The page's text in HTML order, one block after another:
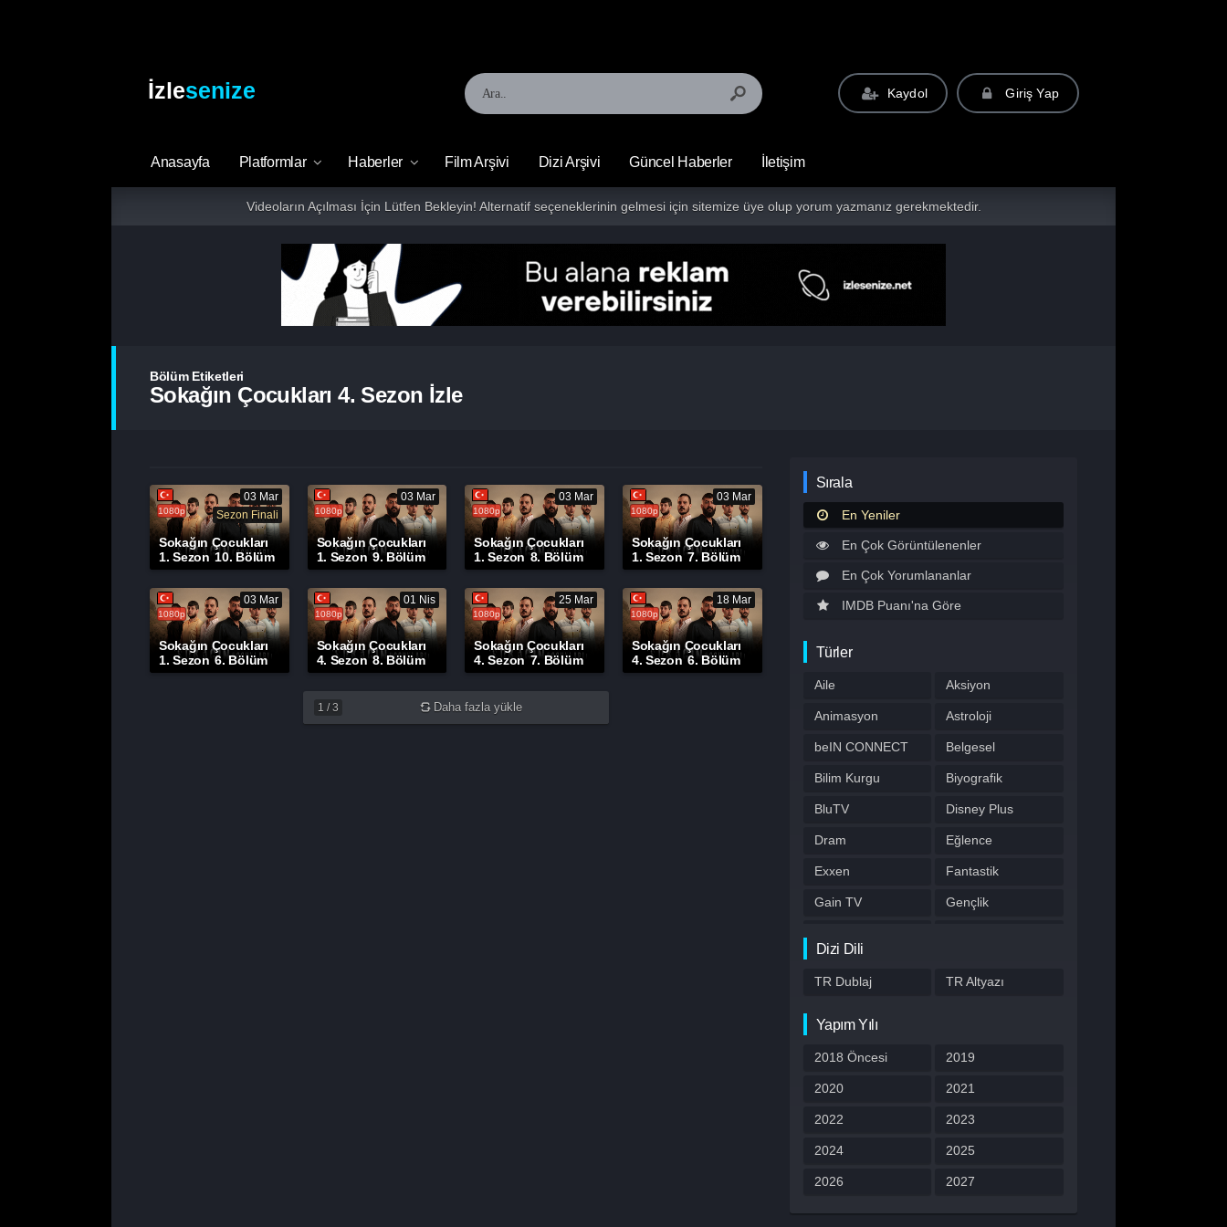
İzlesenize Kaydol Giriş Yap
Anasayfa Platformlar Haberler Film Arşivi Dizi Arşivi Güncel Haberler İletişim
Videoların Açılması İçin Lütfen Bekleyin! Alternatif seçeneklerinin gelmesi için sitemize üye olup yorum yazmanız gerekmektedir.
Bölüm Etiketleri
Sokağın Çocukları 4. Sezon İzle
1080p Sezon Finali
03 Mar
Sokağın Çocukları
1. Sezon 10. Bölüm
1080p
03 Mar
Sokağın Çocukları
1. Sezon 9. Bölüm
1080p
03 Mar
Sokağın Çocukları
1. Sezon 8. Bölüm
1080p
03 Mar
Sokağın Çocukları
1. Sezon 7. Bölüm
1080p
03 Mar
Sokağın Çocukları
1. Sezon 6. Bölüm
1080p
01 Nis
Sokağın Çocukları
4. Sezon 8. Bölüm
1080p
25 Mar
Sokağın Çocukları
4. Sezon 7. Bölüm
1080p
18 Mar
Sokağın Çocukları
4. Sezon 6. Bölüm
1 / 3 Daha fazla yükle
Sırala
En Yeniler
En Çok Görüntülenenler
En Çok Yorumlananlar
IMDB Puanı'na Göre
Türler
Aile Aksiyon
Animasyon Astroloji
beIN CONNECT Belgesel
Bilim Kurgu Biyografik
BluTV Disney Plus
Dram Eğlence
Exxen Fantastik
Gain TV Gençlik
Kore Dizileri
Korku Macera
Müzik Müzikal
Netflix Otomobil
Polisiye Prime Video
Program Reality
Romantik Savaş
Dizi Dili
TR Dublaj TR Altyazı
Yapım Yılı
2018 Öncesi 2019
2020 2021
2022 2023
2024 2025
2026 2027